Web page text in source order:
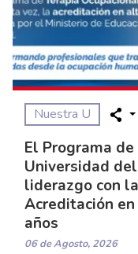
Nuestra U
El Programa
Universidad
liderazgo con
Acreditación
años
06 de Agosto, 2026